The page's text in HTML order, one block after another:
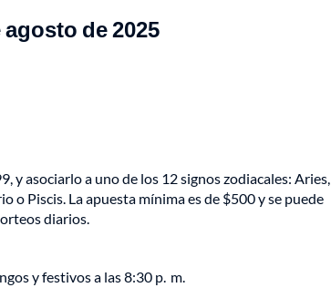
de 2025
y asociarlo a uno de los 12 signos zodiacales: Aries,
o Piscis. La apuesta mínima es de $500 y se puede
diarios.
y festivos a las 8:30 p. m.